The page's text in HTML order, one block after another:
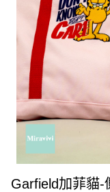
Garfield加菲貓-